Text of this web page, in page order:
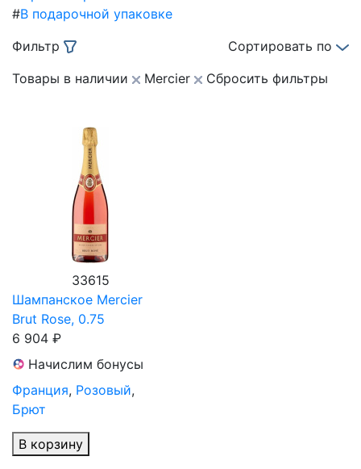
#В подарочной упаковке
Фильтр
Сортировать по
Товары в наличии
Mercier Сбросить фильтры
33615
Шампанское Mercier
Brut Rose, 0.75
6 904 ₽
Начислим бонусы
Франция, Розовый,
Брют
В корзину